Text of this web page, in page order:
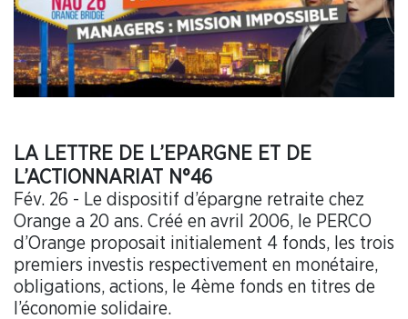
LA LETTRE DE L’EPARGNE ET DE
L’ACTIONNARIAT N°46
Fév. 26 - Le dispositif d’épargne retraite chez
Orange a 20 ans. Créé en avril 2006, le PERCO
d’Orange proposait initialement 4 fonds, les trois
premiers investis respectivement en monétaire,
obligations, actions, le 4ème fonds en titres de
l’économie solidaire.